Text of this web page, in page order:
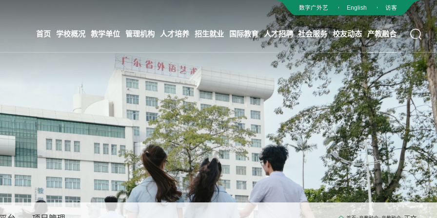
数字广外艺 English 访客
首页 学校概况 教学单位 管理机构 人才培养 招生就业 国际教育 人才招聘 社会服务 校友动态 产教融合